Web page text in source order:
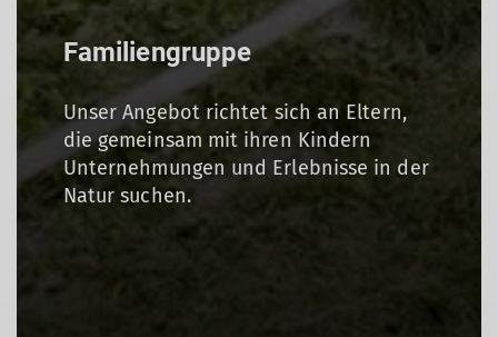
Familiengruppe
Unser Angebot richtet sich an Eltern,
die gemeinsam mit ihren Kindern
Unternehmungen und Erlebnisse in der
Natur suchen.